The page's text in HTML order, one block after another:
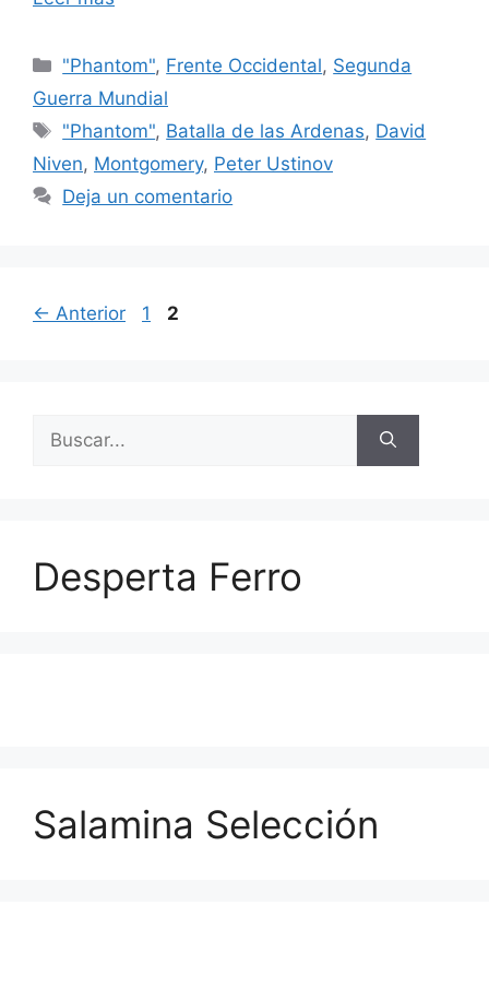
Categorías
"Phantom", Frente Occidental, Segunda
Guerra Mundial
Etiquetas
"Phantom", Batalla de las Ardenas, David
Niven, Montgomery, Peter Ustinov
Deja un comentario
← Anterior Página
1 Página
2
Desperta Ferro
Salamina Selección